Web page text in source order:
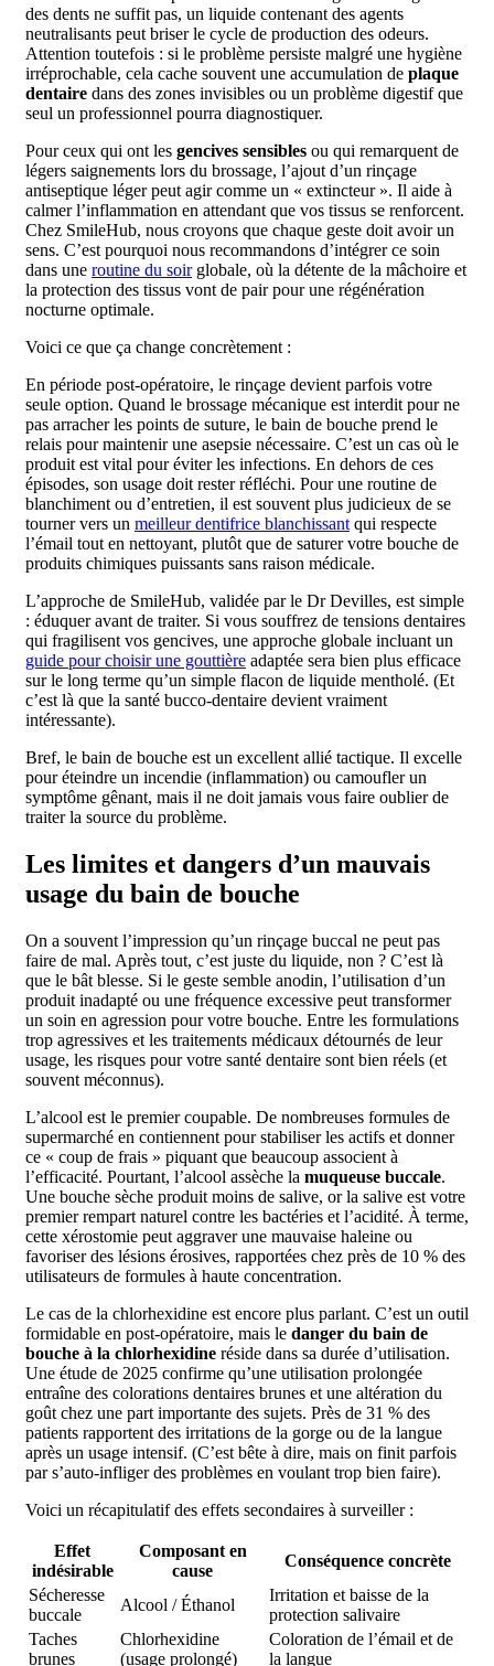
des dents ne suffit pas, un liquide contenant des agents
neutralisants peut briser le cycle de production des odeurs.
Attention toutefois : si le problème persiste malgré une hygiène
irréprochable, cela cache souvent une accumulation de plaque
dentaire dans des zones invisibles ou un problème digestif que
seul un professionnel pourra diagnostiquer.
Pour ceux qui ont les gencives sensibles ou qui remarquent de
légers saignements lors du brossage, l’ajout d’un rinçage
antiseptique léger peut agir comme un « extincteur ». Il aide à
calmer l’inflammation en attendant que vos tissus se renforcent.
Chez SmileHub, nous croyons que chaque geste doit avoir un
sens. C’est pourquoi nous recommandons d’intégrer ce soin
dans une routine du soirglobale, où la détente de la mâchoire et
la protection des tissus vont de pair pour une régénération
nocturne optimale.
Voici ce que ça change concrètement :
En période post-opératoire, le rinçage devient parfois votre
seule option. Quand le brossage mécanique est interdit pour ne
pas arracher les points de suture, le bain de bouche prend le
relais pour maintenir une asepsie nécessaire. C’est un cas où le
produit est vital pour éviter les infections. En dehors de ces
épisodes, son usage doit rester réfléchi. Pour une routine de
blanchiment ou d’entretien, il est souvent plus judicieux de se
tourner vers un meilleur dentifrice blanchissant qui respecte
l’émail tout en nettoyant, plutôt que de saturer votre bouche de
produits chimiques puissants sans raison médicale.
L’approche de SmileHub, validée par le Dr Devilles, est simple
: éduquer avant de traiter. Si vous souffrez de tensions dentaires
qui fragilisent vos gencives, une approche globale incluant un
guide pour choisir une gouttière adaptée sera bien plus efficace
sur le long terme qu’un simple flacon de liquide mentholé. (Et
c’est là que la santé bucco-dentaire devient vraiment
intéressante).
Bref, le bain de bouche est un excellent allié tactique. Il excelle
pour éteindre un incendie (inflammation) ou camoufler un
symptôme gênant, mais il ne doit jamais vous faire oublier de
traiter la source du problème.
Les limites et dangers d’un mauvais
usage du bain de bouche
On a souvent l’impression qu’un rinçage buccal ne peut pas
faire de mal. Après tout, c’est juste du liquide, non ? C’est là
que le bât blesse. Si le geste semble anodin, l’utilisation d’un
produit inadapté ou une fréquence excessive peut transformer
un soin en agression pour votre bouche. Entre les formulations
trop agressives et les traitements médicaux détournés de leur
usage, les risques pour votre santé dentaire sont bien réels (et
souvent méconnus).
L’alcool est le premier coupable. De nombreuses formules de
supermarché en contiennent pour stabiliser les actifs et donner
ce « coup de frais » piquant que beaucoup associent à
l’efficacité. Pourtant, l’alcool assèche la muqueuse buccale.
Une bouche sèche produit moins de salive, or la salive est votre
premier rempart naturel contre les bactéries et l’acidité. À terme,
cette xérostomie peut aggraver une mauvaise haleine ou
favoriser des lésions érosives, rapportées chez près de 10 % des
utilisateurs de formules à haute concentration.
Le cas de la chlorhexidine est encore plus parlant. C’est un outil
formidable en post-opératoire, mais le danger du bain de
bouche à la chlorhexidine réside dans sa durée d’utilisation.
Une étude de 2025 confirme qu’une utilisation prolongée
entraîne des colorations dentaires brunes et une altération du
goût chez une part importante des sujets. Près de 31 % des
patients rapportent des irritations de la gorge ou de la langue
après un usage intensif. (C’est bête à dire, mais on finit parfois
par s’auto-infliger des problèmes en voulant trop bien faire).
Voici un récapitulatif des effets secondaires à surveiller :
Effet
indésirable
Composant en
cause
Conséquence concrète
Sécheresse
buccale
Alcool / Éthanol
Irritation et baisse de la
protection salivaire
Taches
brunes
Chlorhexidine
(usage prolongé)
Coloration de l’émail et de
la langue